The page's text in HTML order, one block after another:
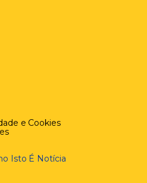
e Cookies
Isto É Notícia